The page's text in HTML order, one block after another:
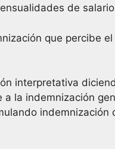
de
que percibe
interpretativa
la indemnización